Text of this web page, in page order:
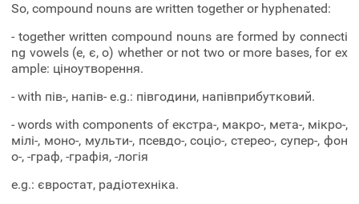
So, compound nouns are written together or hyphenated:
- together written compound nouns are formed by connecti
ng vowels (е, є, о) whether or not two or more bases, for ex
ample: ціноутворення.
- with пів-, напів- e.g.: півгодини, напівприбутковий.
- words with components of екстра-, макро-, мета-, мікро-,
мілі-, моно-, мульти-, псевдо-, соціо-, стерео-, супер-, фон
о-, -граф, -графія, -логія
e.g.: євростат, радіотехніка.